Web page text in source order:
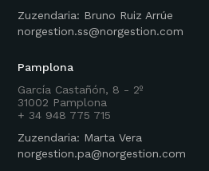
Zuzendaria: Bruno Ruiz Arrúe
norgestion.ss@norgestion.com
Pamplona
García Castañón, 8 - 2º
31002 Pamplona
+ 34 948 775 715
Zuzendaria: Marta Vera
norgestion.pa@norgestion.com